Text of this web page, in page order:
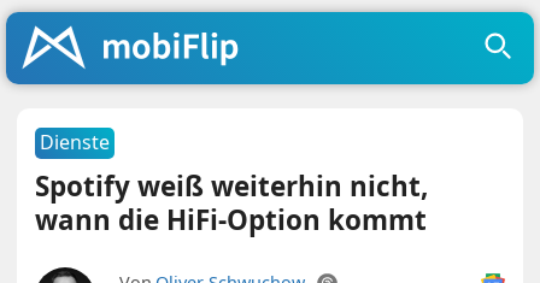
Dienste
Spotify weiß weiterhin nicht,
wann die HiFi-Option kommt